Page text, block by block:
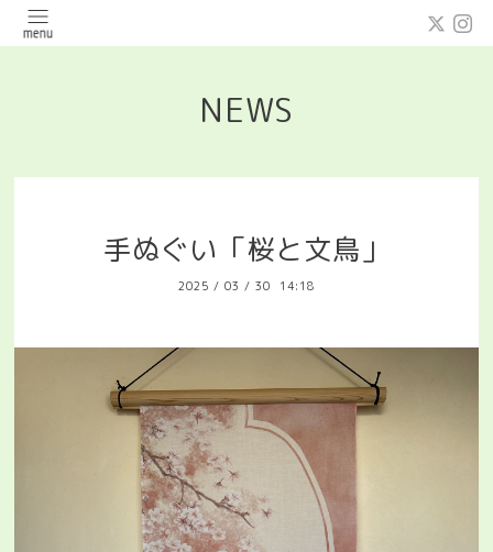
NEWS
手ぬぐい「桜と文鳥」
2025 / 03 / 30 14:18